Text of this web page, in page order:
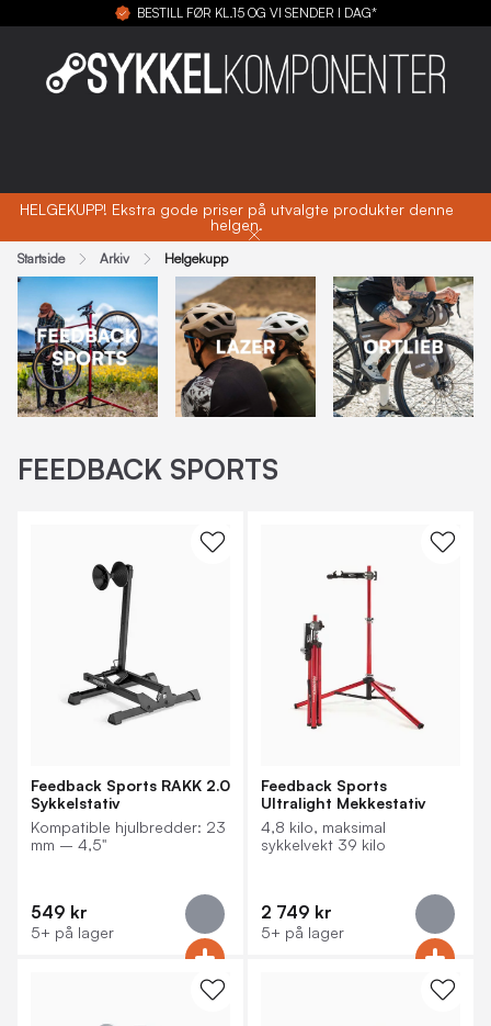
BESTILL FØR KL.15 OG VI SENDER I DAG*
HELGEKUPP! Ekstra gode priser på utvalgte produkter denne
helgen.
Startside Arkiv Helgekupp
FEEDBACK SPORTS
Feedback Sports RAKK 2.0
Sykkelstativ
Kompatible hjulbredder: 23
mm – 4,5"
549 kr
5+ på lager
Feedback Sports
Ultralight Mekkestativ
4,8 kilo, maksimal
sykkelvekt 39 kilo
2 749 kr
5+ på lager